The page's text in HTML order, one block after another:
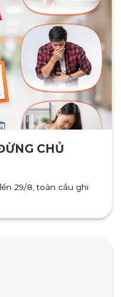
CHỦ
29/8, toàn cầu ghi